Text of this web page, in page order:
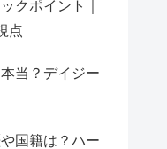
クポイント｜
点
当？デイジー
国籍は？ハー